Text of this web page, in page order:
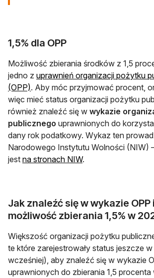
1,5% dla OPP
Możliwość zbierania środków z 1,5
jedno z uprawnień organizacji pożytku
(OPP). Aby móc przyjmować procent,
więc mieć status organizacji pożytku
również znaleźć się w wykazie
publicznego uprawnionych do
dany rok podatkowy. Wykaz ten
Narodowego Instytutu Wolności (NIW)
jest na stronach NIWotwiera się w nowej
.
Jak znaleźć się w wykazie
możliwość zbierania 1,5% w
Większość organizacji pożytku
te które zarejestrowały status jeszcze w
wcześniej), aby znaleźć się w wykazie
uprawnionych do zbierania 1,5 procenta